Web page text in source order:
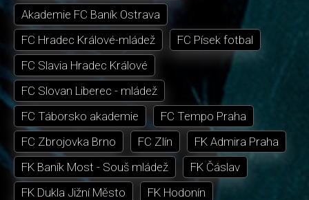
Akademie FC Baník Ostrava
FC Hradec Králové-mládež
FC Písek fotbal
FC Slavia Hradec Králové
FC Slovan Liberec - mládež
FC Táborsko akademie
FC Tempo Praha
FC Zbrojovka Brno
FC Zlín
FK Admira Praha
FK Baník Most - Souš mládež
FK Čáslav
FK Dukla Jižní Město
FK Hodonín